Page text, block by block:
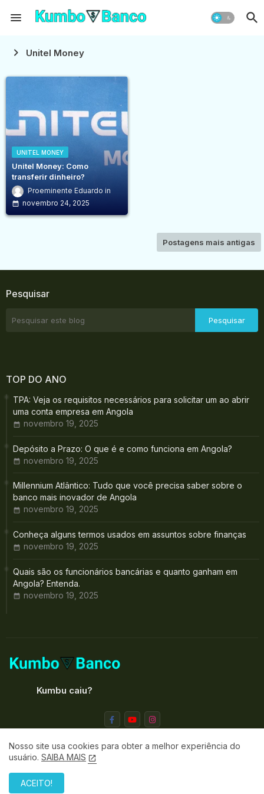
Unitel Money
UNITEL MONEY
Unitel Money: Como
transferir dinheiro?
Proeminente Eduardo
novembro 24, 2025
Postagens mais antigas
Pesquisar
TOP DO ANO
TPA: Veja os requisitos necessários para solicitar um ao abrir
uma conta empresa em Angola
novembro 19, 2025
Depósito a Prazo: O que é e como funciona em Angola?
novembro 19, 2025
Millennium Atlântico: Tudo que você precisa saber sobre o
banco mais inovador de Angola
novembro 19, 2025
Conheça alguns termos usados em assuntos sobre finanças
novembro 19, 2025
Quais são os funcionários bancárias e quanto ganham em
Angola? Entenda.
novembro 19, 2025
Kumbu caiu?
Termos e Condições
Nosso site usa cookies para obter a melhor experiência do
usuário. SAIBA MAIS
ACEITO!